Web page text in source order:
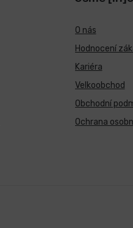
O nás
Hodnocení
Kariéra
Velkoobchod
Obchodní
Ochrana